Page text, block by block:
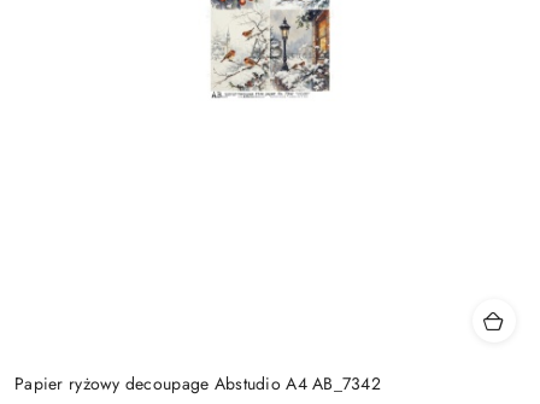
Papier ryżowy decoupage Abstudio A4 AB_7342